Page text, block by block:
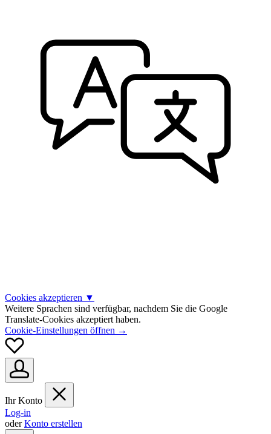
Cookies akzeptieren ▼
Weitere Sprachen sind verfügbar, nachdem Sie die Google
Translate-Cookies akzeptiert haben.
Cookie-Einstellungen öffnen →
Ihr Konto
Log-in
oderKonto erstellen